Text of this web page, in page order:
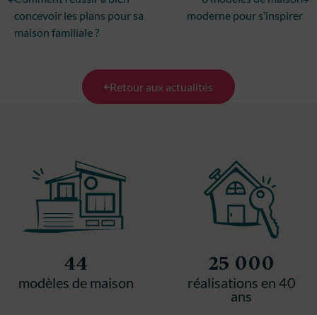
concevoir les plans pour sa
maison familiale ?
moderne pour s’inspirer
Retour aux actualités
44
modèles de maison
25 000
réalisations en 40
ans